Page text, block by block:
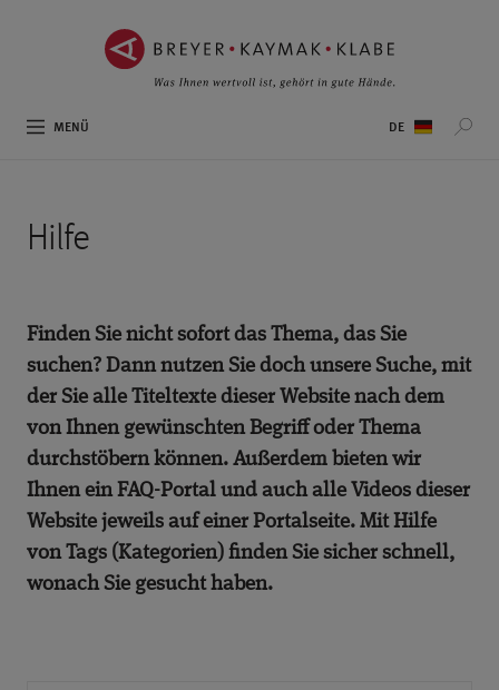
MENÜ
Hilfe
Finden Sie nicht sofort das Thema, das Sie
suchen? Dann nutzen Sie doch unsere Suche, mit
der Sie alle Titeltexte dieser Website nach dem
von Ihnen gewünschten Begriff oder Thema
durchstöbern können. Außerdem bieten wir
Ihnen ein FAQ-Portal und auch alle Videos dieser
Website jeweils auf einer Portalseite. Mit Hilfe
von Tags (Kategorien) finden Sie sicher schnell,
wonach Sie gesucht haben.